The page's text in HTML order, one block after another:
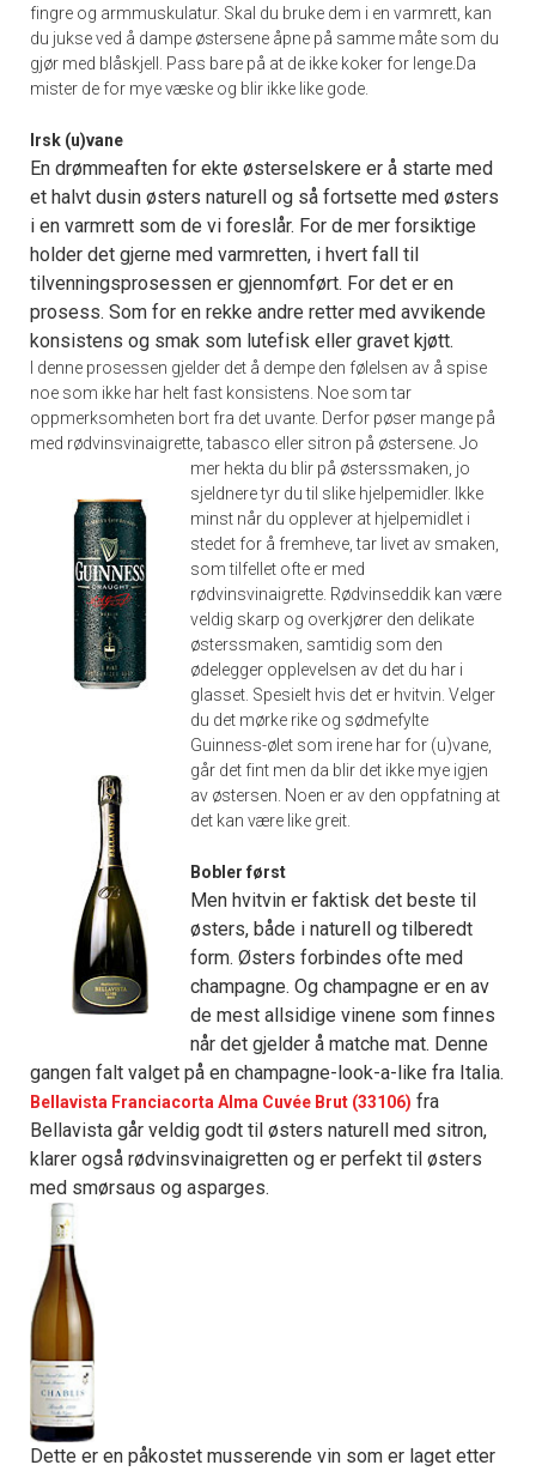
fingre og armmuskulatur. Skal du bruke dem i en varmrett, kan
du jukse ved å dampe østersene åpne på samme måte som du
gjør med blåskjell. Pass bare på at de ikke koker for lenge.Da
mister de for mye væske og blir ikke like gode.
Irsk (u)vane
En drømmeaften for ekte østerselskere er å starte med
et halvt dusin østers naturell og så fortsette med østers
i en varmrett som de vi foreslår. For de mer forsiktige
holder det gjerne med varmretten, i hvert fall til
tilvenningsprosessen er gjennomført. For det er en
prosess. Som for en rekke andre retter med avvikende
konsistens og smak som lutefisk eller gravet kjøtt.
I denne prosessen gjelder det å dempe den følelsen av å spise
noe som ikke har helt fast konsistens. Noe som tar
oppmerksomheten bort fra det uvante. Derfor pøser mange på
med rødvinsvinaigrette, tabasco eller sitron på østersene. Jo
mer hekta du blir på østerssmaken, jo
sjeldnere tyr du til slike hjelpemidler. Ikke
minst når du opplever at hjelpemidlet i
stedet for å fremheve, tar livet av smaken,
som tilfellet ofte er med
rødvinsvinaigrette. Rødvinseddik kan være
veldig skarp og overkjører den delikate
østerssmaken, samtidig som den
ødelegger opplevelsen av det du har i
glasset. Spesielt hvis det er hvitvin. Velger
du det mørke rike og sødmefylte
Guinness-ølet som irene har for (u)vane,
går det fint men da blir det ikke mye igjen
av østersen. Noen er av den oppfatning at
det kan være like greit.
Bobler først
Men hvitvin er faktisk det beste til
østers, både i naturell og tilberedt
form. Østers forbindes ofte med
champagne. Og champagne er en av
de mest allsidige vinene som finnes
når det gjelder å matche mat. Denne
gangen falt valget på en champagne-look-a-like fra Italia.
Bellavista Franciacorta Alma Cuvée Brut (33106) fra
Bellavista går veldig godt til østers naturell med sitron,
klarer også rødvinsvinaigretten og er perfekt til østers
med smørsaus og asparges.
Dette er en påkostet musserende vin som er laget etter